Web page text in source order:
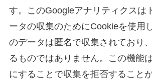
す。このGoogleアナリティクスは
ータの収集のためにCookieを使用
のデータは匿名で収集されており
るものではありません。この機能
にすることで収集を拒否すること